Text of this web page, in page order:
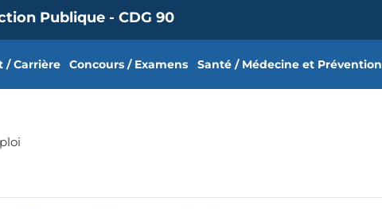
Publique - CDG 90
/ Carrière Concours / Examens Santé / Médecine et Prévention